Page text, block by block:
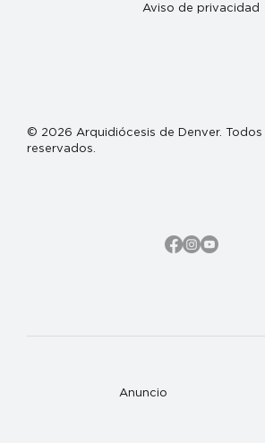
Anuncio
Aviso de privacidad
© 2026 Arquidiócesis de Denver.
reservados.